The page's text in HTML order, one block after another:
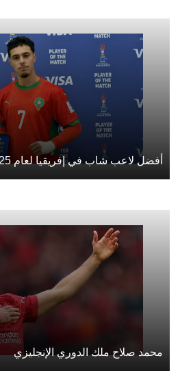
أفضل لاعب شاب في إفريقيا لعام 2025
محمد صلاح ملك الدوري الإنجليزي